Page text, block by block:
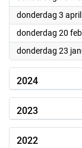
donderdag 3 april
donderdag 20
donderdag 23
2024
2023
2022